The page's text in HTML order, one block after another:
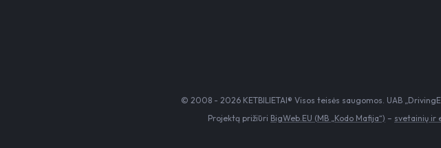
© 2008 - 2026 KETBILIETAI® Visos teisės saugomos. UAB
Projektą prižiūri BigWeb.EU (MB „Kodo Mafija“) – svetainių ir